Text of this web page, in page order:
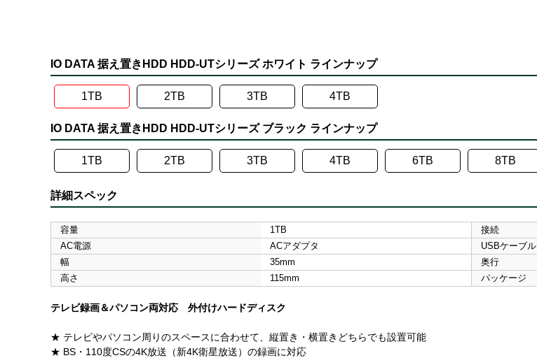
IO DATA 据え置きHDD HDD-UTシリーズ ホワイト ラインナップ
1TB 2TB 3TB 4TB
IO DATA 据え置きHDD HDD-UTシリーズ ブラック ラインナップ
1TB 2TB 3TB 4TB 6TB 8TB
詳細スペック
容量 1TB 接続
AC電源
ACアダプタ USBケーブル
幅
35mm 奥行
高さ
115mm パッケージ
テレビ録画＆パソコン両対応 外付けハードディスク
★ テレビやパソコン周りのスペースに合わせて、縦置き・横置きどちらでも設置可能
★ BS・110度CSの4K放送（新4K衛星放送）の録画に対応